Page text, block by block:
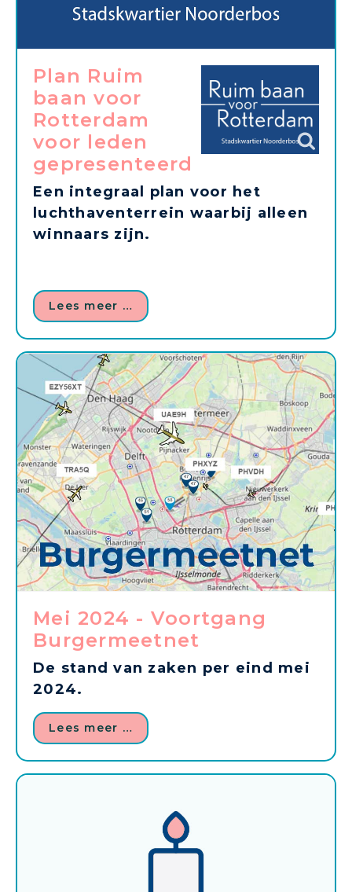
Plan Ruim
baan voor
Rotterdam
voor leden
gepresenteerd
Een integraal plan voor het
luchthaventerrein waarbij alleen
winnaars zijn.
Lees meer …
Mei 2024 - Voortgang
Burgermeetnet
De stand van zaken per eind mei
2024.
Lees meer …